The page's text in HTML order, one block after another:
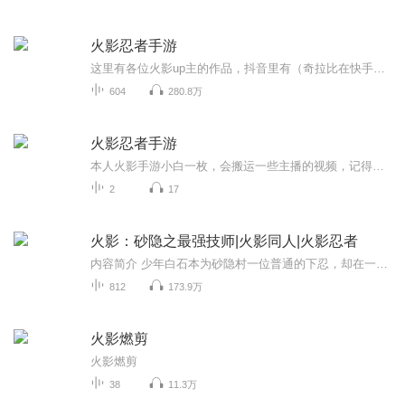
火影忍者手游
604 280.8万
火影忍者手游
2 17
火影：砂隐之最强技师|火影同人|火影忍者
812 173.9万
火影燃剪
火影燃剪
38 11.3万